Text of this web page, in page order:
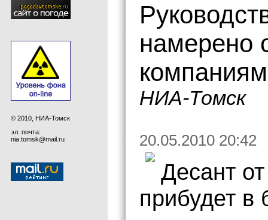
© 2010, НИА-Томск
эл. почта:
nia.tomsk@mail.ru
намерено
НИА-Томск
20.05.2010 20:42
Десант
прибудет